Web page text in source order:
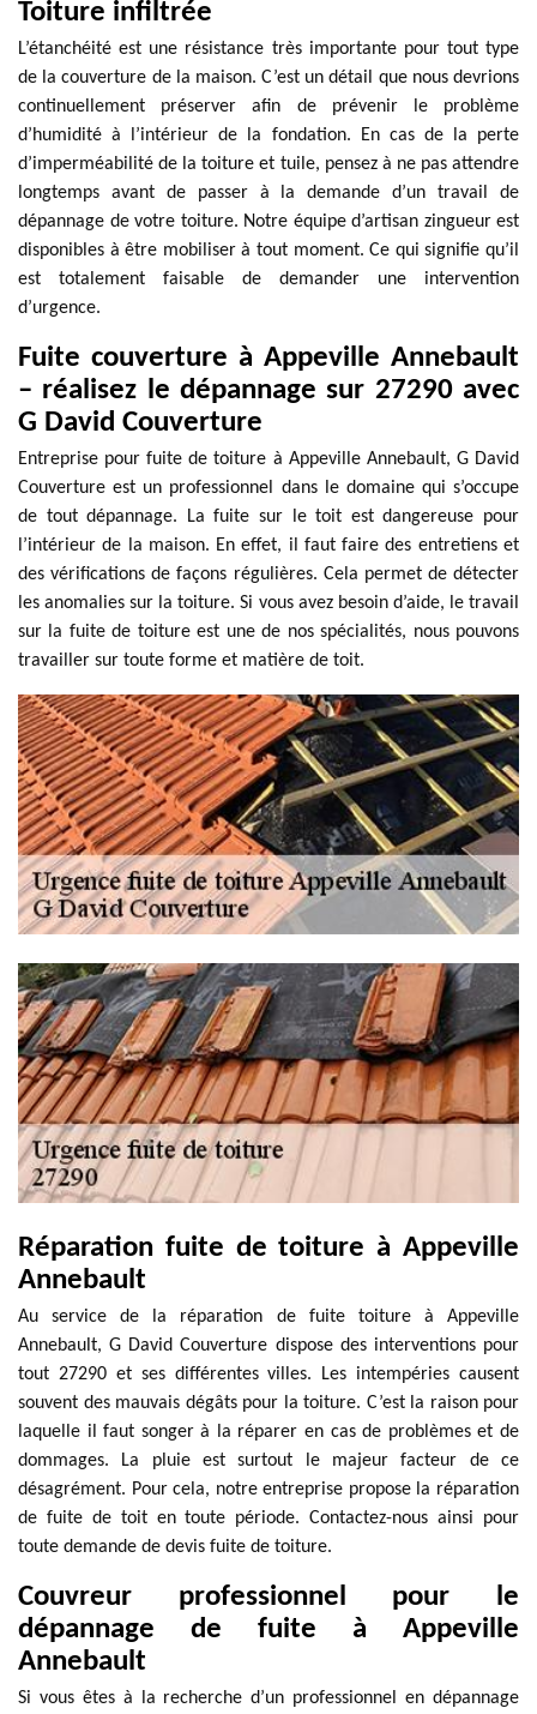
Toiture infiltrée
L’étanchéité est une résistance très importante pour tout type
de la couverture de la maison. C’est un détail que nous devrions
continuellement préserver afin de prévenir le problème
d’humidité à l’intérieur de la fondation. En cas de la perte
d’imperméabilité de la toiture et tuile, pensez à ne pas attendre
longtemps avant de passer à la demande d’un travail de
dépannage de votre toiture. Notre équipe d’artisan zingueur est
disponibles à être mobiliser à tout moment. Ce qui signifie qu’il
est totalement faisable de demander une intervention
d’urgence.
Fuite couverture à Appeville Annebault
– réalisez le dépannage sur 27290 avec
G David Couverture
Entreprise pour fuite de toiture à Appeville Annebault, G David
Couverture est un professionnel dans le domaine qui s’occupe
de tout dépannage. La fuite sur le toit est dangereuse pour
l’intérieur de la maison. En effet, il faut faire des entretiens et
des vérifications de façons régulières. Cela permet de détecter
les anomalies sur la toiture. Si vous avez besoin d’aide, le travail
sur la fuite de toiture est une de nos spécialités, nous pouvons
travailler sur toute forme et matière de toit.
Réparation fuite de toiture à Appeville
Annebault
Au service de la réparation de fuite toiture à Appeville
Annebault, G David Couverture dispose des interventions pour
tout 27290 et ses différentes villes. Les intempéries causent
souvent des mauvais dégâts pour la toiture. C’est la raison pour
laquelle il faut songer à la réparer en cas de problèmes et de
dommages. La pluie est surtout le majeur facteur de ce
désagrément. Pour cela, notre entreprise propose la réparation
de fuite de toit en toute période. Contactez-nous ainsi pour
toute demande de devis fuite de toiture.
Couvreur professionnel pour le
dépannage de fuite à Appeville
Annebault
Si vous êtes à la recherche d’un professionnel en dépannage